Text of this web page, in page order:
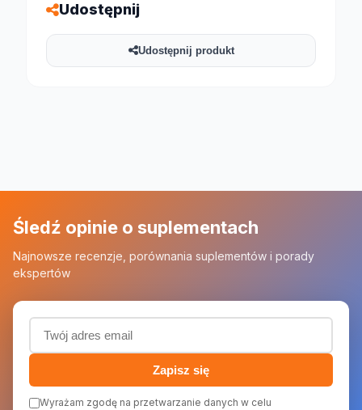
Udostępnij
Udostępnij produkt
Śledź opinie o suplementach
Najnowsze recenzje, porównania suplementów i porady
ekspertów
Adres email (wymagany)
Zapisz się
Wyrażam zgodę na przetwarzanie danych w celu